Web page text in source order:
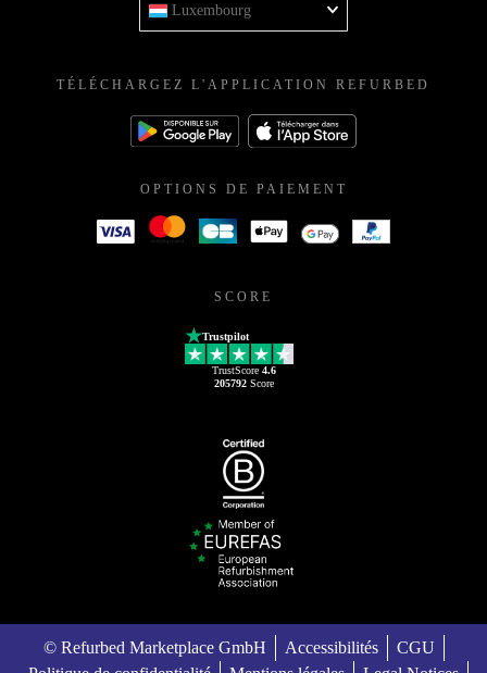
Luxembourg
TÉLÉCHARGEZ L'APPLICATION REFURBED
OPTIONS DE PAIEMENT
SCORE
Trustpilot
TrustScore 4.6
205792Score
© Refurbed Marketplace GmbH Accessibilités
CGU